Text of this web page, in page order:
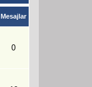
Mesajlar
0